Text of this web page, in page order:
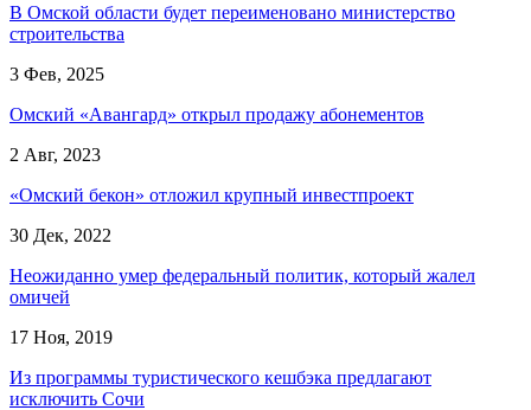
В Омской области будет переименовано министерство
строительства
3 Фев, 2025
Омский «Авангард» открыл продажу абонементов
2 Авг, 2023
«Омский бекон» отложил крупный инвестпроект
30 Дек, 2022
Неожиданно умер федеральный политик, который жалел
омичей
17 Ноя, 2019
Из программы туристического кешбэка предлагают
исключить Сочи